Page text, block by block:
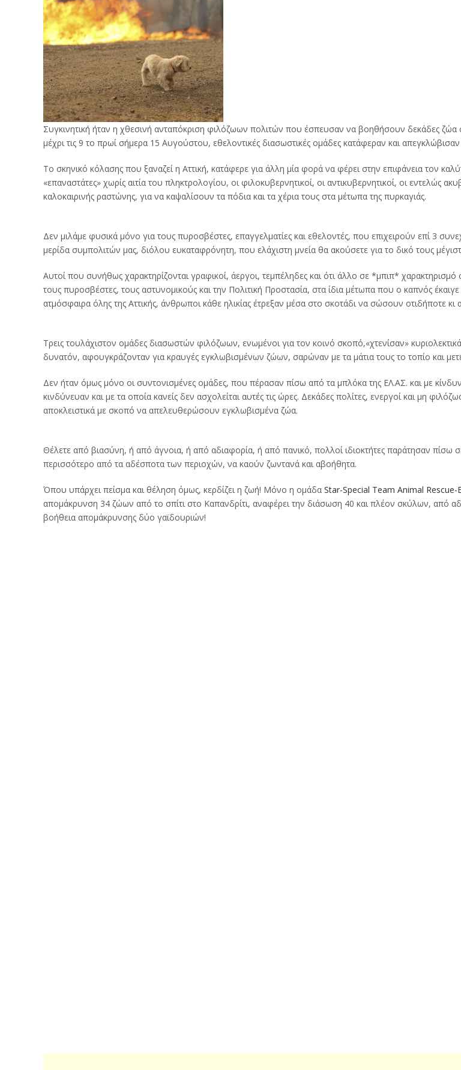
Συγκινητική ήταν η χθεσινή ανταπόκριση φιλόζωων πολιτών που έσπευσαν να βοηθήσουν δεκάδες ζώα
μέχρι τις 9 το πρωί σήμερα 15 Αυγούστου, εθελοντικές διασωστικές ομάδες κατάφεραν και
Το σκηνικό κόλασης που ξαναζεί η Αττική, κατάφερε για άλλη μία φορά να φέρει στην επιφάνεια τον
«επαναστάτες» χωρίς αιτία του πληκτρολογίου, οι φιλοκυβερνητικοί, οι αντικυβερνητικοί, οι εντελώς
καλοκαιρινής ραστώνης, για να καψαλίσουν τα πόδια και τα χέρια τους στα μέτωπα της πυρκαγιάς.
Δεν μιλάμε φυσικά μόνο για τους πυροσβέστες, επαγγελματίες και εθελοντές, που επιχειρούν επί 3
μερίδα συμπολιτών μας, διόλου ευκαταφρόνητη, που ελάχιστη μνεία θα ακούσετε για το δικό τους
Αυτοί που συνήθως χαρακτηρίζονται γραφικοί, άεργοι, τεμπέληδες και ότι άλλο σε *μπιπ* χαρακτηρισμό
τους πυροσβέστες, τους αστυνομικούς και την Πολιτική Προστασία, στα ίδια μέτωπα που ο καπνός
ατμόσφαιρα όλης της Αττικής, άνθρωποι κάθε ηλικίας έτρεξαν μέσα στο σκοτάδι να σώσουν οτιδήποτε κι
Τρεις τουλάχιστον ομάδες διασωστών φιλόζωων, ενωμένοι για τον κοινό σκοπό,«χτενίσαν»
δυνατόν, αφουγκράζονταν για κραυγές εγκλωβισμένων ζώων, σαρώναν με τα μάτια τους το τοπίο και
Δεν ήταν όμως μόνο οι συντονισμένες ομάδες, που πέρασαν πίσω από τα μπλόκα της ΕΛ.ΑΣ. και με
κινδύνευαν και με τα οποία κανείς δεν ασχολείται αυτές τις ώρες. Δεκάδες πολίτες, ενεργοί και μη
αποκλειστικά με σκοπό να απελευθερώσουν εγκλωβισμένα ζώα.
Θέλετε από βιασύνη, ή από άγνοια, ή από αδιαφορία, ή από πανικό, πολλοί ιδιοκτήτες παράτησαν πίσω
περισσότερο από τα αδέσποτα των περιοχών, να καούν ζωντανά και αβοήθητα.
Όπου υπάρχει πείσμα και θέληση όμως, κερδίζει η ζωή! Μόνο η ομάδα Star-Special Team Animal
απομάκρυνση 34 ζώων από το σπίτι στο Καπανδρίτι, αναφέρει την διάσωση 40 και πλέον σκύλων, από
βοήθεια απομάκρυνσης δύο γαϊδουριών!